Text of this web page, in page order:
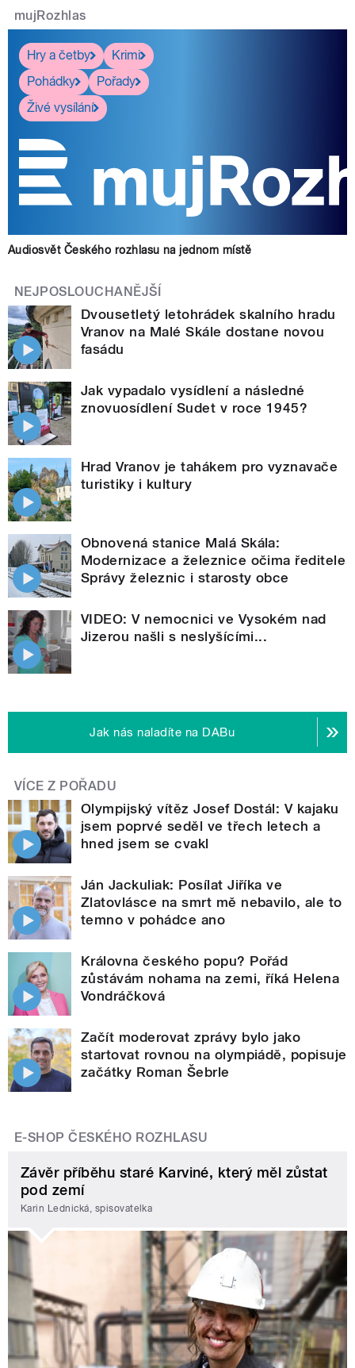
mujRozhlas
Hry a četby
Krimi
Pohádky
Pořady
Živé vysílání
Audiosvět Českého rozhlasu na jednom místě
NEJPOSLOUCHANĚJŠÍ
Dvousetletý letohrádek skalního hradu
Vranov na Malé Skále dostane novou
fasádu
Jak vypadalo vysídlení a následné
znovuosídlení Sudet v roce 1945?
Hrad Vranov je tahákem pro vyznavače
turistiky i kultury
Obnovená stanice Malá Skála:
Modernizace a železnice očima ředitele
Správy železnic i starosty obce
VIDEO: V nemocnici ve Vysokém nad
Jizerou našli s neslyšícími...
Jak nás naladíte na DABu
VÍCE Z POŘADU
Olympijský vítěz Josef Dostál: V kajaku
jsem poprvé seděl ve třech letech a
hned jsem se cvakl
Ján Jackuliak: Posílat Jiříka ve
Zlatovlásce na smrt mě nebavilo, ale to
temno v pohádce ano
Královna českého popu? Pořád
zůstávám nohama na zemi, říká Helena
Vondráčková
Začít moderovat zprávy bylo jako
startovat rovnou na olympiádě, popisuje
začátky Roman Šebrle
E-SHOP ČESKÉHO ROZHLASU
Závěr příběhu staré Karviné, který měl zůstat
pod zemí
Karin Lednická, spisovatelka